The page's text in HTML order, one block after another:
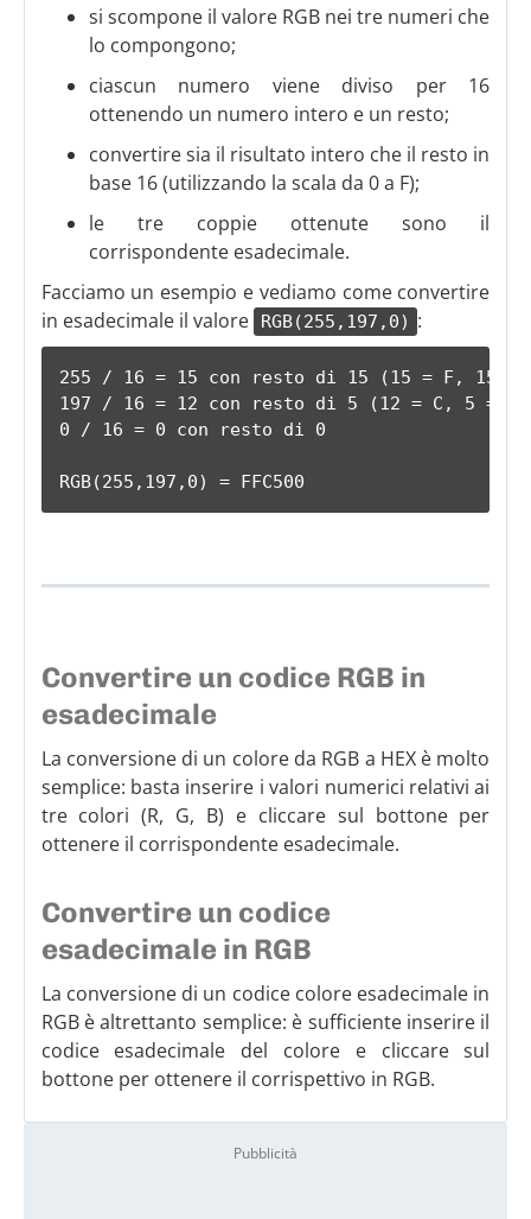
si scompone il valore RGB nei tre numeri che
lo compongono;
ciascun numero viene diviso per 16
ottenendo un numero intero e un resto;
convertire sia il risultato intero che il resto in
base 16 (utilizzando la scala da 0 a F);
le tre coppie ottenute sono il
corrispondente esadecimale.
Facciamo un esempio e vediamo come convertire
in esadecimale il valore
RGB(255,197,0) :
255 / 16 = 15 con resto di 15 (15 = F, 15 =
197 / 16 = 12 con resto di 5 (12 = C, 5 = 5)
0 / 16 = 0 con resto di 0
RGB(255,197,0) = FFC500
Convertire un codice RGB in
esadecimale
La conversione di un colore da RGB a HEX è molto
semplice: basta inserire i valori numerici relativi ai
tre colori (R, G, B) e cliccare sul bottone per
ottenere il corrispondente esadecimale.
Convertire un codice
esadecimale in RGB
La conversione di un codice colore esadecimale in
RGB è altrettanto semplice: è sufficiente inserire il
codice esadecimale del colore e cliccare sul
bottone per ottenere il corrispettivo in RGB.
Pubblicità